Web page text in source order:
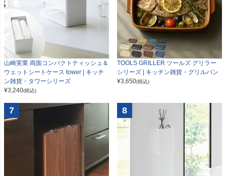
山崎実業 両面コンパクトティッシュ＆
ウェットシートケース tower | キッチ
ン雑貨・タワーシリーズ
¥3,240(税込)
TOOLS GRILLER ツールズ グリラー
シリーズ | キッチン雑貨・グリルパン
¥3,650(税込)
7 8